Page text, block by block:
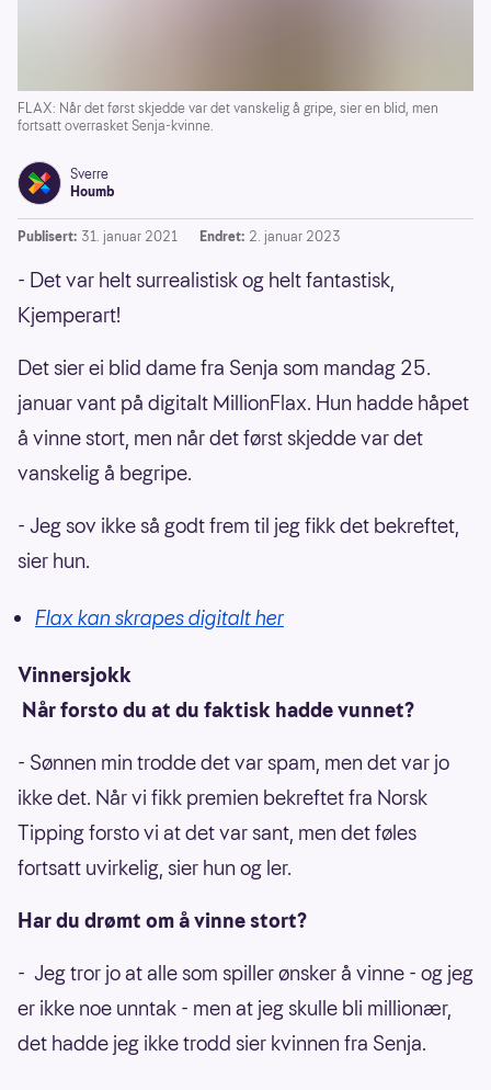
FLAX: Når det først skjedde var det vanskelig å gripe, sier en blid, men
fortsatt overrasket Senja-kvinne.
Sverre
Houmb
Publisert: 31. januar 2021 Endret: 2. januar 2023
- Det var helt surrealistisk og helt fantastisk,
Kjemperart!
Det sier ei blid dame fra Senja som mandag 25.
januar vant på digitalt MillionFlax. Hun hadde håpet
å vinne stort, men når det først skjedde var det
vanskelig å begripe.
- Jeg sov ikke så godt frem til jeg fikk det bekreftet,
sier hun.
Flax kan skrapes digitalt her
Vinnersjokk
Når forsto du at du faktisk hadde vunnet?
- Sønnen min trodde det var spam, men det var jo
ikke det. Når vi fikk premien bekreftet fra Norsk
Tipping forsto vi at det var sant, men det føles
fortsatt uvirkelig, sier hun og ler.
Har du drømt om å vinne stort?
- Jeg tror jo at alle som spiller ønsker å vinne - og jeg
er ikke noe unntak - men at jeg skulle bli millionær,
det hadde jeg ikke trodd sier kvinnen fra Senja.